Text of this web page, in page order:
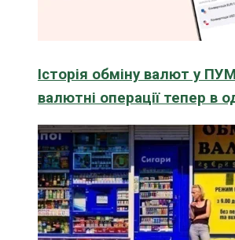
Історія обміну валют у
валютні операції тепер в